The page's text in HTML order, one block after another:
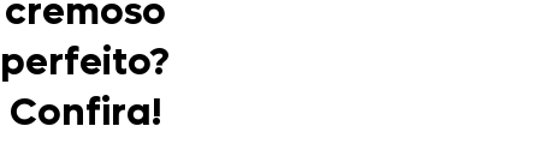
cremoso
perfeito?
Confira!